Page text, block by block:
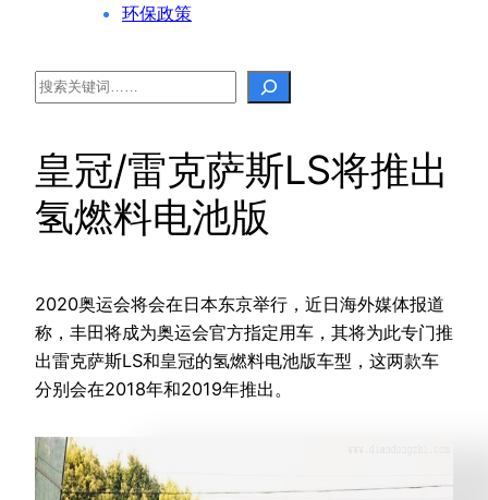
环保政策
Search
皇冠/雷克萨斯LS将推出
氢燃料电池版
2020奥运会将会在日本东京举行，近日海外媒体报道
称，丰田将成为奥运会官方指定用车，其将为此专门推
出雷克萨斯LS和皇冠的氢燃料电池版车型，这两款车
分别会在2018年和2019年推出。